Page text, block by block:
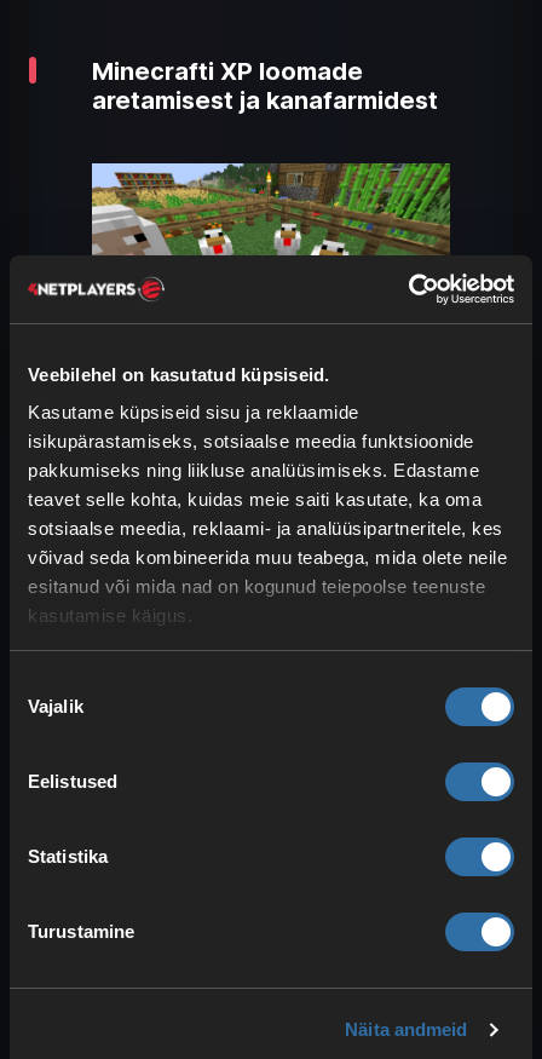
Veebilehel on kasutatud küpsiseid.
Kasutame küpsiseid sisu ja reklaamide
isikupärastamiseks, sotsiaalse meedia funktsioonide
pakkumiseks ning liikluse analüüsimiseks. Edastame
teavet selle kohta, kuidas meie saiti kasutate, ka oma
sotsiaalse meedia, reklaami- ja analüüsipartneritele, kes
võivad seda kombineerida muu teabega, mida olete neile
esitanud või mida nad on kogunud teiepoolse teenuste
kasutamise käigus.
valik
Vajalik
Eelistused
Statistika
Turustamine
Näita andmeid
Minecrafti XP loomade
aretamisest ja kanafarmidest
Loomade aretus on Minecraftis oluline,
et koguda tähtsaid ressursse taaskäitluse
teel. Igakahe looma paaritamise eest
saad lisaks väikese koguse kogemusi.
Kogus on sarnane kalastamisele,1–7 XP
iga aretatud looma kohta. Seda saab
teha kõigi loomadega, ent soovitame
kanu koos süsteemiga, mis võimaldab
kanu tekitada ja seeläbi veel rohkem
teostatav.
Minecrafti Peaceful‑režiimis
väljakutsetest